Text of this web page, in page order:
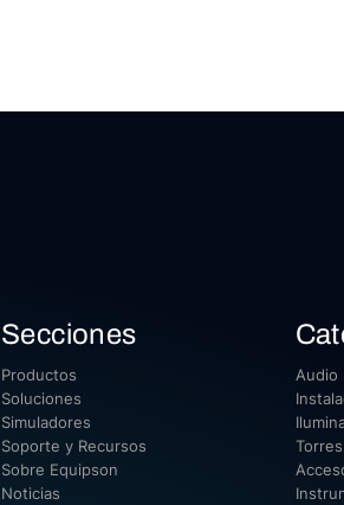
Secciones
Productos
Soluciones
Simuladores
Soporte y Recursos
Sobre Equipson
Noticias
Audio